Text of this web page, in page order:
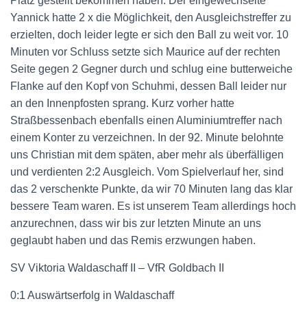
Yannick hatte 2 x die Möglichkeit, den Ausgleichstreffer zu
erzielten, doch leider legte er sich den Ball zu weit vor. 10
Minuten vor Schluss setzte sich Maurice auf der rechten
Seite gegen 2 Gegner durch und schlug eine butterweiche
Flanke auf den Kopf von Schuhmi, dessen Ball leider nur
an den Innenpfosten sprang. Kurz vorher hatte
Straßbessenbach ebenfalls einen Aluminiumtreffer nach
einem Konter zu verzeichnen. In der 92. Minute belohnte
uns Christian mit dem späten, aber mehr als überfälligen
und verdienten 2:2 Ausgleich. Vom Spielverlauf her, sind
das 2 verschenkte Punkte, da wir 70 Minuten lang das klar
bessere Team waren. Es ist unserem Team allerdings hoch
anzurechnen, dass wir bis zur letzten Minute an uns
geglaubt haben und das Remis erzwungen haben.
SV Viktoria Waldaschaff II – VfR Goldbach II
0:1 Auswärtserfolg in Waldaschaff